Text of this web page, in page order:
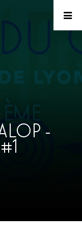
-